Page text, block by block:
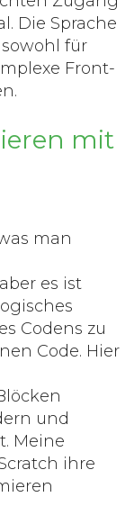
Die Sprache
für
Front-
mit
man
es ist
Codens zu
Code. Hier
und
Meine
ihre